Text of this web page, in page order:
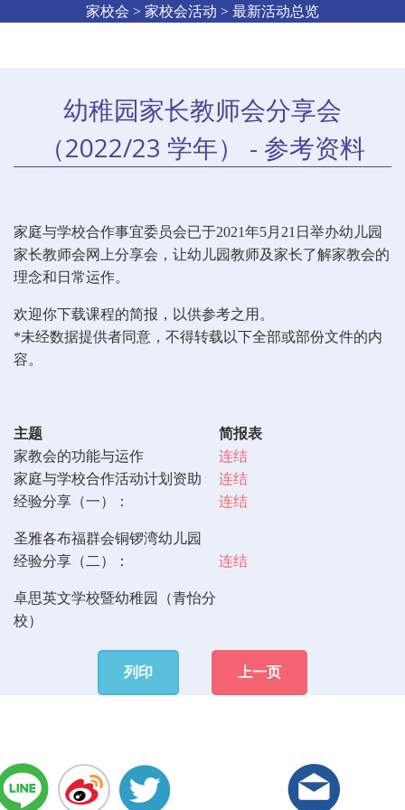
家校会 > 家校会活动 > 最新活动总览
幼稚园家长教师会分享会
（2022/23 学年） - 参考资料
家庭与学校合作事宜委员会已于2021年5月 21 日举办幼儿园
家长教师会网上分享会，让幼儿园教师及家长了解家教会的
理念和日常运作。
欢迎你下载课程的简报，以供参考之用。
*未经数据提供者同意，不得转载以下全部或部份文件的内
容。
主题
简报表
家教会的功能与运作
连结
家庭与学校合作活动计划资助
连结
经验分享（一）：
圣雅各布福群会铜锣湾幼儿园
连结
经验分享（二）：
卓思英文学校暨幼稚园（青怡分
校）
连结
列印 上一页